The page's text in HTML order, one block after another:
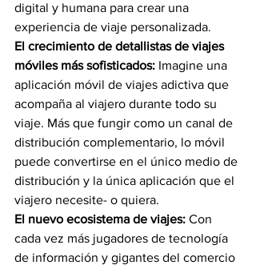
digital y humana para crear una
experiencia de viaje personalizada.
El crecimiento de detallistas de viajes
móviles más sofisticados: Imagine una
aplicación móvil de viajes adictiva que
acompaña al viajero durante todo su
viaje. Más que fungir como un canal de
distribución complementario, lo móvil
puede convertirse en el único medio de
distribución y la única aplicación que el
viajero necesite- o quiera.
El nuevo ecosistema de viajes: Con
cada vez más jugadores de tecnología
de información y gigantes del comercio